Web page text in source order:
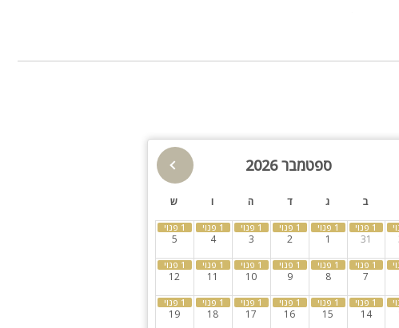
חשמלית ומיחם, פינת
חדרי שינה ספטמבר 2026
ב ג ד ה ו ש
31
1
2
3
4
5
7
8
9
10
11
12
14
15
16
17
18
19